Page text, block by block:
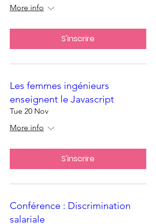
More info
S'inscrire
Les femmes ingénieurs
enseignent le Javascript
Tue 20 Nov
More info
S'inscrire
Conférence : Discrimination
salariale